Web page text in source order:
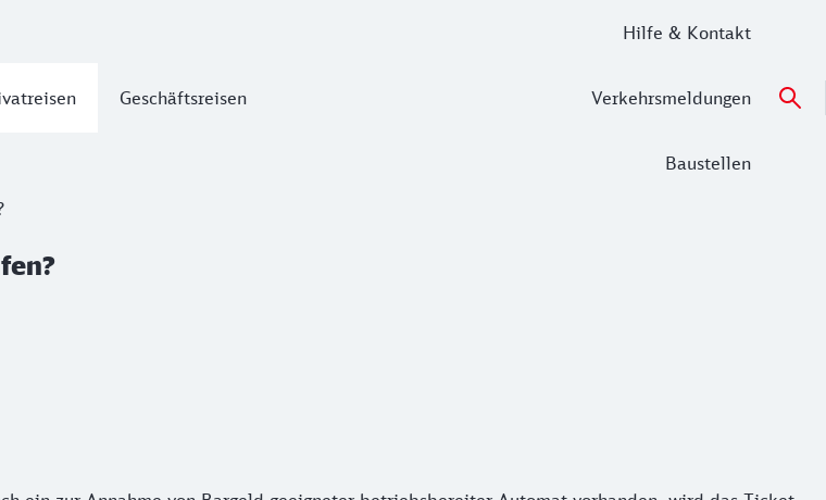
Geschäftsreisen
Hilfe & Kontakt
Verkehrsmeldungen
Baustellen